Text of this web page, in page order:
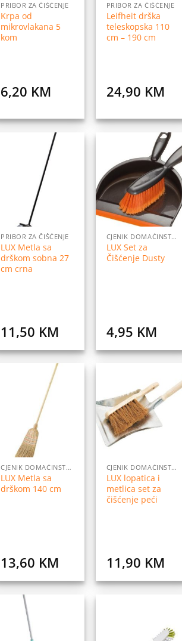
PRIBOR ZA ČIŠĆENJE
Krpa od
mikrovlakana 5
kom
6,20 KM
PRIBOR ZA ČIŠĆENJE
Leifheit drška
teleskopska 110
cm – 190 cm
24,90 KM
PRIBOR ZA ČIŠĆENJE
LUX Metla sa
drškom sobna 27
cm crna
11,50 KM
Dodaj
na
listu
želja
CJENIK DOMAĆINSTVO
LUX Set za
Čišćenje Dusty
4,95 KM
CJENIK DOMAĆINSTVO
LUX Metla sa
drškom 140 cm
13,60 KM
Dodaj
CJENIK DOMAĆINSTVO
LUX lopatica i
metlica set za
čišćenje peći
11,90 KM
Dodaj
na